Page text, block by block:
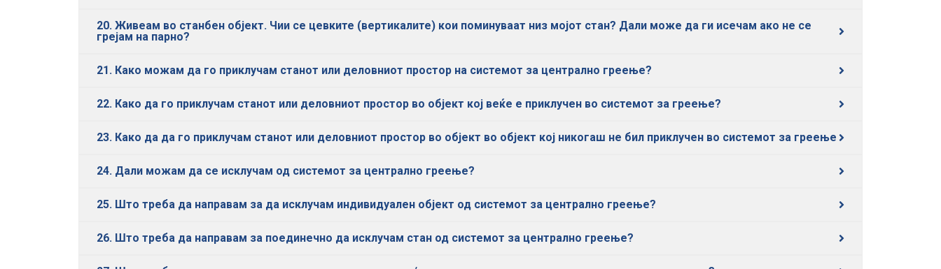
20. Живеам во станбен објект. Чии се цевките (вертикалите) кои поминуваат низ мојот стан? Дали може да ги исечам ако не се
грејам на парно?
21. Како можам да го приклучам станот или деловниот простор на системот за централно греење?
22. Како да го приклучам станот или деловниот простор во објект кој веќе е приклучен во системот за греење?
23. Како да да го приклучам станот или деловниот простор во објект во објект кој никогаш не бил приклучен во системот за греење
24. Дали можам да се исклучам од системот за централно греење?
25. Што треба да направам за да исклучам индивидуален објект од системот за централно греење?
26. Што треба да направам за поединечно да исклучам стан од системот за централно греење?